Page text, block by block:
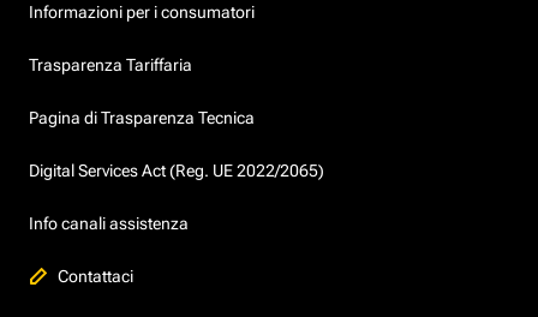
Informazioni per i consumatori
Trasparenza Tariffaria
Pagina di Trasparenza Tecnica
Digital Services Act (Reg. UE 2022/2065)
Info canali assistenza
Contattaci